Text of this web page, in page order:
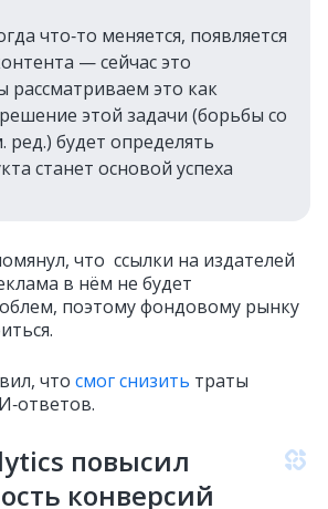
что‑то меняется, появляется
— сейчас это
это как
этой задачи (борьбы со
будет определять
станет основой успеха
что ссылки на издателей
в нём не будет
поэтому фондовому рынку
что смог снизить траты
повысил
конверсий